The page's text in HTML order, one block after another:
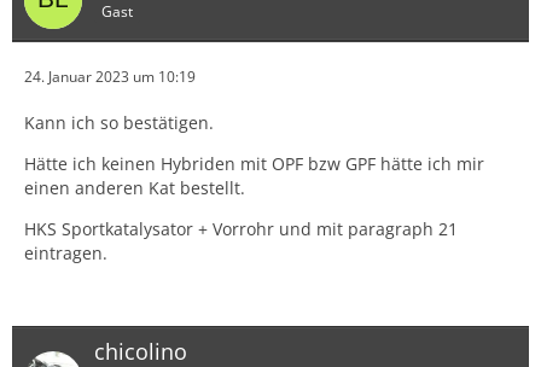
Gast
24. Januar 2023 um 10:19
Kann ich so bestätigen.
Hätte ich keinen Hybriden mit OPF bzw GPF hätte ich mir
einen anderen Kat bestellt.
HKS Sportkatalysator + Vorrohr und mit paragraph 21
eintragen.
chicolino